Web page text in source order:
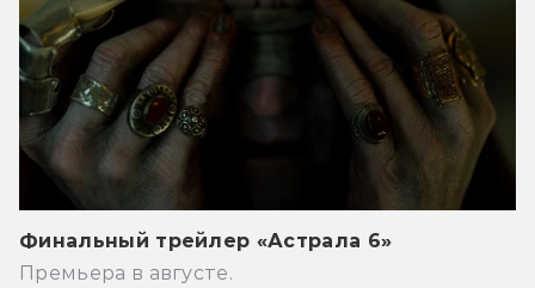
Финальный трейлер «Астрала 6»
Премьера в августе.